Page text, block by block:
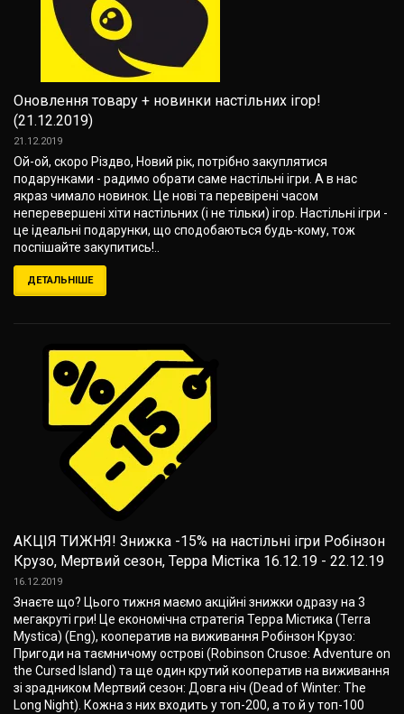
Оновлення товару + новинки настільних ігор!
(21.12.2019)
21.12.2019
Ой-ой, скоро Різдво, Новий рік, потрібно закуплятися
подарунками - радимо обрати саме настільні ігри. А в нас
якраз чимало новинок. Це нові та перевірені часом
неперевершені хіти настільних (і не тільки) ігор. Настільні ігри -
це ідеальні подарунки, що сподобаються будь-кому, тож
поспішайте закупитись!..
ДЕТАЛЬНІШЕ
АКЦІЯ ТИЖНЯ! Знижка -15% на настільні ігри Робінзон
Крузо, Мертвий сезон, Терра Містіка 16.12.19 - 22.12.19
16.12.2019
Знаєте що? Цього тижня маємо акційні знижки одразу на 3
мегакруті гри! Це економічна стратегія Терра Містика (Terra
Mystica) (Eng), кооператив на виживання Робінзон Крузо:
Пригоди на таємничому острові (Robinson Crusoe: Adventure on
the Cursed Island) та ще один крутий кооператив на виживання
зі зрадником Мертвий сезон: Довга ніч (Dead of Winter: The
Long Night). Кожна з них входить у топ-200, а то й у топ-100